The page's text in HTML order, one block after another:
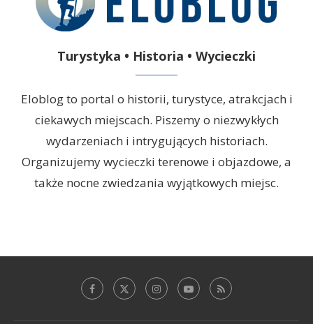
Turystyka • Historia • Wycieczki
Eloblog to portal o historii, turystyce, atrakcjach i
ciekawych miejscach. Piszemy o niezwykłych
wydarzeniach i intrygujących historiach.
Organizujemy wycieczki terenowe i objazdowe, a
także nocne zwiedzania wyjątkowych miejsc.